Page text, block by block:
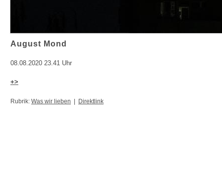
August Mond
08.08.2020 23.41 Uhr
+>
Rubrik: Was wir lieben Direktlink